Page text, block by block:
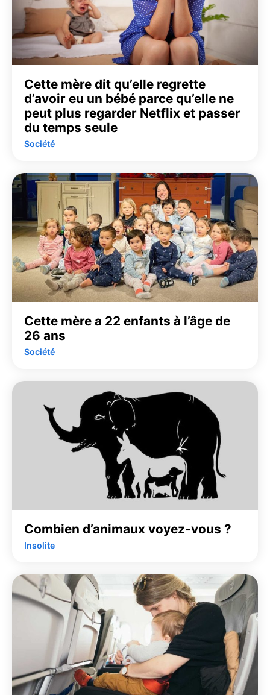
Cette mère dit qu’elle regrette
d’avoir eu un bébé parce qu’elle ne
peut plus regarder Netflix et passer
du temps seule
Société
Cette mère a 22 enfants à l’âge de
26 ans
Société
Combien d’animaux voyez-vous ?
Insolite